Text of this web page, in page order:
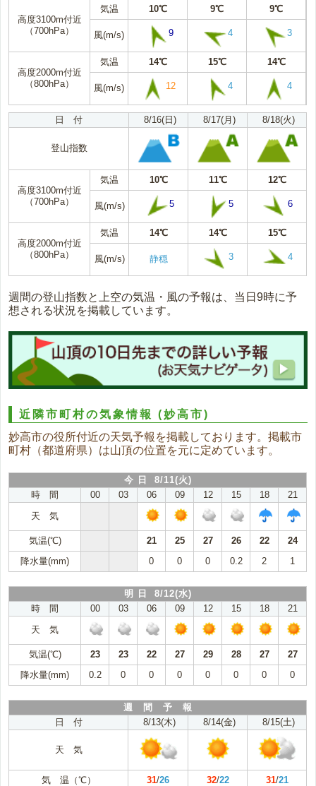
高度3100m付近
（700hPa）
気温 10℃ 9℃ 9℃
風(m/s) 9 4 3
高度2000m付近
（800hPa）
気温 14℃ 15℃ 14℃
風(m/s) 12 4 4
日 付 8/16(日) 8/17(月) 8/18(火)
登山指数
高度3100m付近
（700hPa）
気温 10℃ 11℃ 12℃
風(m/s) 5 5 6
高度2000m付近
（800hPa）
気温 14℃ 14℃ 15℃
風(m/s) 静穏 3 4
週間の登山指数と上空の気温・風の予報は、当日9時に予
想される状況を掲載しています。
近隣市町村の気象情報(妙高市)
妙高市の役所付近の天気予報を掲載しております。掲載市
町村（都道府県）は山頂の位置を元に定めています。
今 日 8/11(火)
時 間
00 03 06 09 12 15 18
21
天 気
気温(℃) 21 25 27 26 22
24
降水量(mm)
0 0 0 0.2 2 1
明 日 8/12(水)
時 間
00 03 06 09 12 15 18
21
天 気
気温(℃) 23 23 22 27 29 28 27
27
降水量(mm)
0.2 0 0 0 0 0 0 0
週 間 予 報
日 付
8/13(木) 8/14(金) 8/15(土)
天 気
気 温（℃） 31/26 32/22 31/21